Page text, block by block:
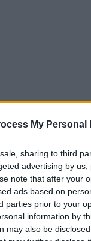
My Personal
sharing to third
advertising by
note that after your
ads based on
parties prior to your
information by
may also be